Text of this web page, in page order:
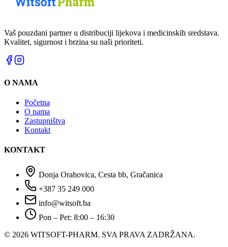
Vaš pouzdani partner u distribuciji lijekova i medicinskih sredstava.
Kvalitet, sigurnost i brzina su naši prioriteti.
O NAMA
Početna
O nama
Zastupništva
Kontakt
KONTAKT
Donja Orahovica, Cesta bb, Gračanica
+387 35 249 000
info@witsoft.ba
Pon – Pet: 8:00 – 16:30
© 2026 WITSOFT-PHARM. SVA PRAVA ZADRŽANA.